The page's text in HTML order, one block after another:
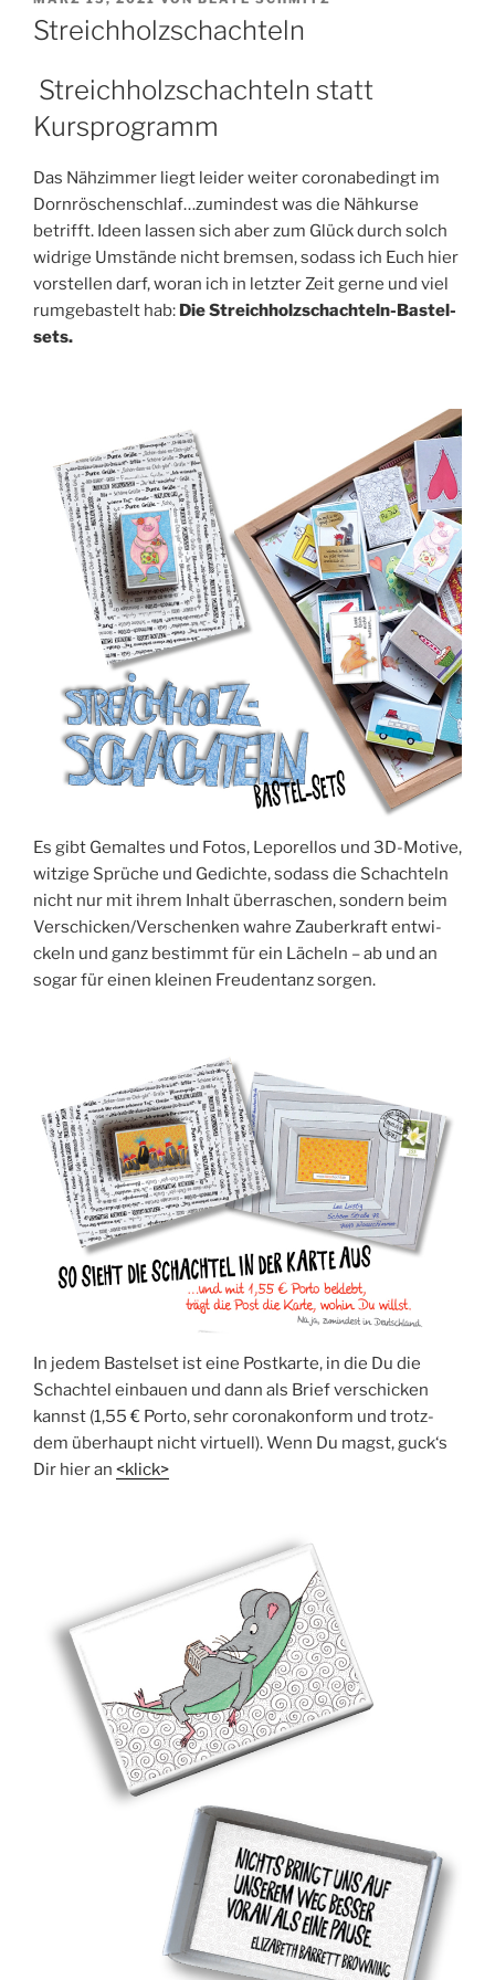
AM
Streichholzschachteln
Streichholzschachteln statt
Kursprogramm
Das Näh­zim­mer liegt lei­der wei­ter coro­nabe­dingt im
Dornröschenschlaf…zumindest was die Näh­kur­se
betrifft. Ideen las­sen sich aber zum Glück durch solch
wid­ri­ge Umstän­de nicht brem­sen, sodass ich Euch hier
vor­stel­len darf, wor­an ich in letz­ter Zeit ger­ne und viel
rum­ge­bas­telt hab: Die Streich­holz­schach­teln-Bas­tel­
sets.
Es gibt Gemal­tes und Fotos, Lepo­rel­los und 3D-Moti­ve,
wit­zi­ge Sprü­che und Gedich­te, sodass die Schach­teln
nicht nur mit ihrem Inhalt über­ra­schen, son­dern beim
Verschicken/Verschenken wah­re Zau­ber­kraft ent­wi­
ckeln und ganz bestimmt für ein Lächeln – ab und an
sogar für einen klei­nen Freu­den­tanz sorgen.
In jedem Bas­tel­set ist eine Post­kar­te, in die Du die
Schach­tel ein­bau­en und dann als Brief ver­schi­cken
kannst (1,55 € Por­to, sehr coro­na­kon­form und trotz­
dem über­haupt nicht vir­tu­ell). Wenn Du magst, guck‘s
Dir hier an <klick>